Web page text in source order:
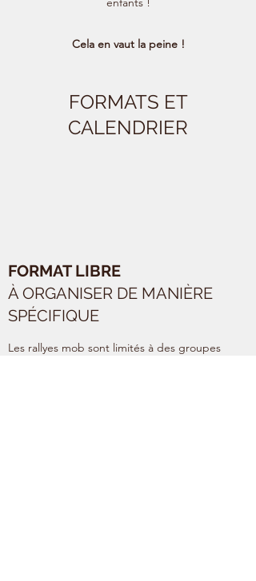
Cela en vaut la peine !
FORMATS ET
CALENDRIER
FORMAT LIBRE
À ORGANISER DE MANIÈRE
SPÉCIFIQUE
Les rallyes mob sont limités à des groupes